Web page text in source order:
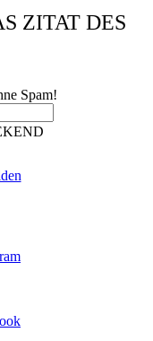
ZITAT DES
Spam!